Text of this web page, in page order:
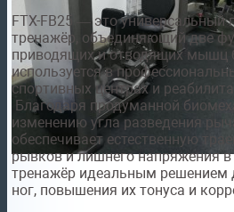
FTX-FB25 — это универсальный
тренажёр, объединяющий две
приводящих и отводящих мышц
используется в
спортивных центрах и
Благодаря продуманной
изменению угла разведения
обеспечивает естественную
рывков и лишнего напряжения в
тренажёр идеальным
ног, повышения их тонуса и